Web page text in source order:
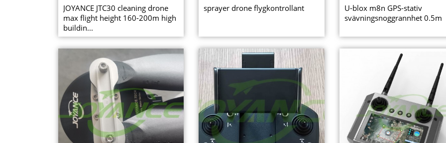
JOYANCE JTC30 cleaning drone
max flight height 160-200m high
buildin...
sprayer drone flygkontrollant
U-blox m8n GPS-stativ
svävningsnoggrannhet 0.5m